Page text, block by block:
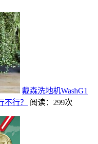
戴森洗地机WashG1
行？
阅读：299次